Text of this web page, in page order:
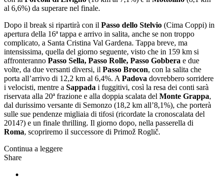
al 6,6%) da superare nel finale.
Dopo il break si ripartirà con il Passo dello Stelvio (Cima Coppi) in
apertura della 16ª tappa e arrivo in salita, anche se non troppo
complicato, a Santa Cristina Val Gardena. Tappa breve, ma
intensissima, quella del giorno seguente, visto che in 159 km si
affronteranno Passo Sella, Passo Rolle, Passo Gobbera e due
volte, da due versanti diversi, il Passo Brocon, con la salita che
porta all’arrivo di 12,2 km al 6,4%. APadova dovrebbero sorridere
i velocisti, mentre a Sappada i fuggitivi, così la resa dei conti sarà
riservata alla 20ª frazione e alla doppia scalata del Monte Grappa,
dal durissimo versante di Semonzo (18,2 km all’8,1%), che porterà
sulle sue pendenze migliaia di tifosi (ricordate la cronoscalata del
2014?) e un finale thrilling. Il giorno dopo, nella passerella di
Roma, scopriremo il successore di Primož Roglič.
Continua a leggere
Share